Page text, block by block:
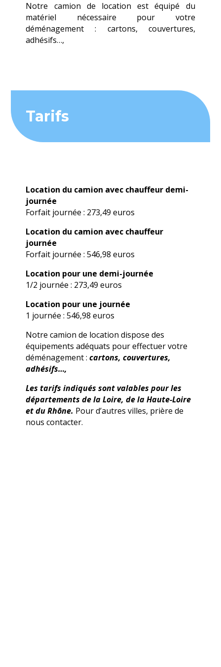
Notre camion de location est équipé du
matériel nécessaire pour votre
déménagement : cartons, couvertures,
adhésifs…,
Tarifs
Location du camion avec chauffeur demi-
journée
Forfait journée : 273,49 euros
Location du camion avec chauffeur
journée
Forfait journée : 546,98 euros
Location pour une demi-journée
1/2 journée : 273,49 euros
Location pour une journée
1 journée : 546,98 euros
Notre camion de location dispose des
équipements adéquats pour effectuer votre
déménagement : cartons, couvertures,
adhésifs…,
Les tarifs indiqués sont valables pour les
départements de la Loire, de la Haute-Loire
et du Rhône. Pour d’autres villes, prière de
nous contacter.